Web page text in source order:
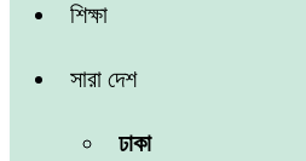
শিক্ষা
সারা দেশ
ঢাকা